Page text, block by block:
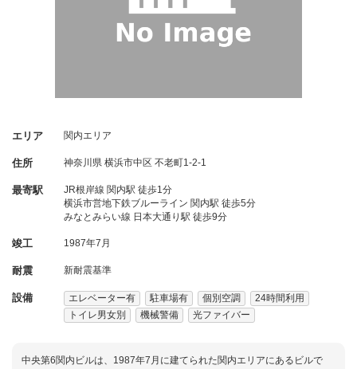
エリア 関内エリア
住所 神奈川県 横浜市中区 不老町1-2-1
最寄駅
JR根岸線 関内駅 徒歩1分
横浜市営地下鉄ブルーライン 関内駅 徒歩5分
みなとみらい線 日本大通り駅 徒歩9分
竣工 1987年7月
耐震 新耐震基準
設備 エレベーター有 駐車場有 個別空調
24時間利用
トイレ男女別
機械警備 光ファイバー
中央第6関内ビルは、1987年7月に建てられた関内エリアにあるビルで